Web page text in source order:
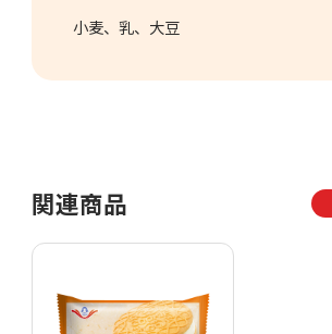
小麦 乳 大豆
関連商品